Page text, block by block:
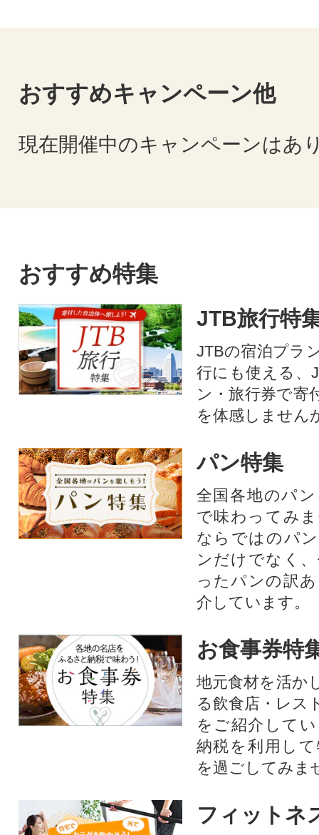
おすすめキャンペーン他
現在開催中のキャンペーンはあ
おすすめ特集
JTB旅行特
JTBの宿泊プラ
行にも使える、
ン・旅行券で寄
を体感しません
パン特集
全国各地のパ
で味わってみ
ならではのパ
ンだけでなく
ったパンの訳
介しています。
お食事券特
地元食材を活か
る飲食店・レス
をご紹介して
納税を利用し
を過ごしてみま
フィットネ